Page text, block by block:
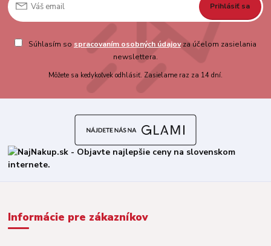
Prihlásiť sa
Súhlasím so spracovaním osobných údajovza účelom zasielania
newslettera.
Môžete sa kedykoľvek odhlásiť. Zasielame raz za 14 dní.
Informácie pre zákazníkov